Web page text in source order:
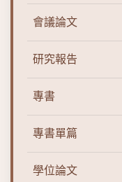
會議論文
研究報告
專書
專書單篇
學位論文